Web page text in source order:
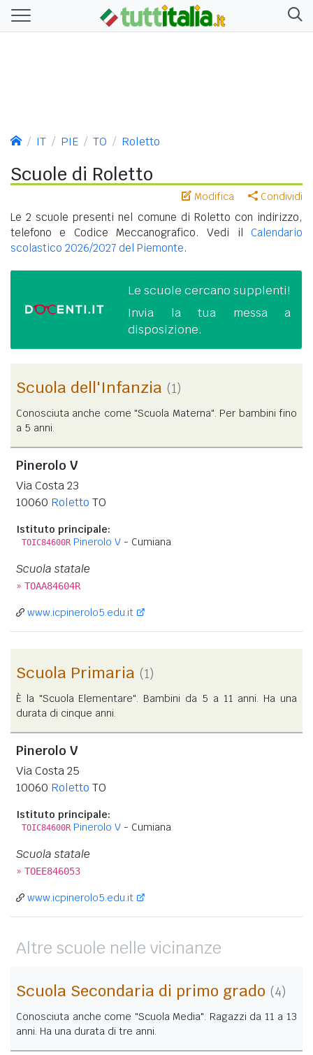
IT PIE TO Roletto
Scuole di Roletto
Modifica Condividi
Le 2 scuole presenti nel comune di Roletto con indirizzo,
telefono e Codice Meccanografico. Vedi il Calendario
scolastico 2026/2027 del Piemonte.
Le scuole cercano supplenti!
Invia la tua messa a
disposizione.
Scuola dell'Infanzia (1)
Conosciuta anche come "Scuola Materna". Per bambini fino
a 5 anni.
Pinerolo V
Via Costa 23
10060 Roletto TO
Istituto principale:
TOIC84600R Pinerolo V - Cumiana
Scuola statale
» TOAA84604R
www.icpinerolo5.edu.it
Scuola Primaria (1)
È la "Scuola Elementare". Bambini da 5 a 11 anni. Ha una
durata di cinque anni.
Pinerolo V
Via Costa 25
10060 Roletto TO
Istituto principale:
TOIC84600R Pinerolo V - Cumiana
Scuola statale
» TOEE846053
www.icpinerolo5.edu.it
Altre scuole nelle vicinanze
Scuola Secondaria di primo grado (4)
Conosciuta anche come "Scuola Media". Ragazzi da 11 a 13
anni. Ha una durata di tre anni.